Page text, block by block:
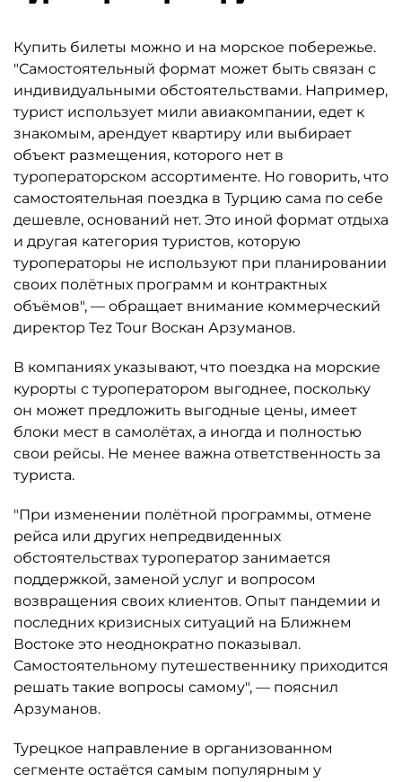
Купить билеты можно и на морское побережье.
"Самостоятельный формат может быть связан с
индивидуальными обстоятельствами. Например,
турист использует мили авиакомпании, едет к
знакомым, арендует квартиру или выбирает
объект размещения, которого нет в
туроператорском ассортименте. Но говорить, что
самостоятельная поездка в Турцию сама по себе
дешевле, оснований нет. Это иной формат отдыха
и другая категория туристов, которую
туроператоры не используют при планировании
своих полётных программ и контрактных
объёмов", — обращает внимание коммерческий
директор Tez Tour Воскан Арзуманов.
В компаниях указывают, что поездка на морские
курорты с туроператором выгоднее, поскольку
он может предложить выгодные цены, имеет
блоки мест в самолётах, а иногда и полностью
свои рейсы. Не менее важна ответственность за
туриста.
"При изменении полётной программы, отмене
рейса или других непредвиденных
обстоятельствах туроператор занимается
поддержкой, заменой услуг и вопросом
возвращения своих клиентов. Опыт пандемии и
последних кризисных ситуаций на Ближнем
Востоке это неоднократно показывал.
Самостоятельному путешественнику приходится
решать такие вопросы самому", — пояснил
Арзуманов.
Турецкое направление в организованном
сегменте остаётся самым популярным у